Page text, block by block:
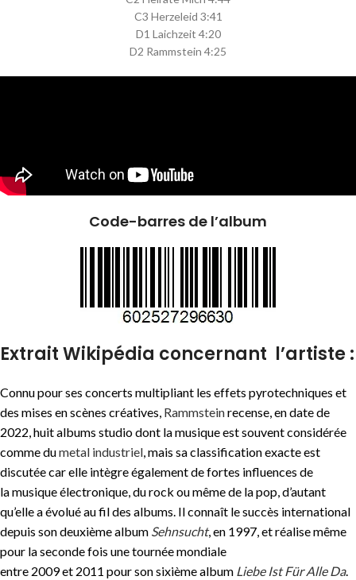
C3 Herzeleid 3:41
D1 Laichzeit 4:20
D2 Rammstein 4:25
Code-barres de l’album
Extrait Wikipédia concernant l’artiste :
Connu pour ses concerts multipliant les effets pyrotechniques et
des mises en scènes créatives, Rammsteinrecense, en date de
2022, huit albums studio dont la musique est souvent considérée
comme dumetal industriel, mais sa classification exacte est
discutée car elle intègre également de fortes influences de
la musique électronique, du rock ou même de la pop, d’autant
qu’elle a évolué au fil des albums. Il connaît le succès international
depuis son deuxième album Sehnsucht, en 1997, et réalise même
pour la seconde fois une tournée mondiale
entre 2009 et 2011 pour son sixième album Liebe Ist Für Alle Da.